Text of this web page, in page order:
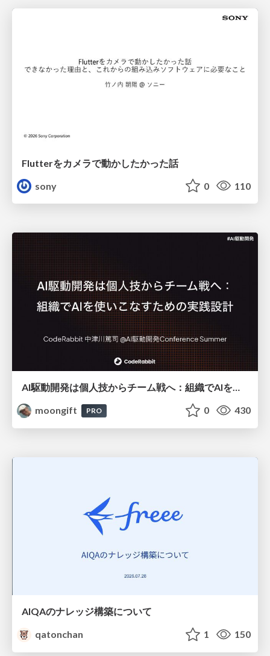
Flutterをカメラで動かしたかった話
sony
0 110
AI駆動開発は個人技からチーム戦へ：組織でAIを使いこなすための実践設計
moongift
PRO 0 430
AIQAのナレッジ構築について
qatonchan
1 150